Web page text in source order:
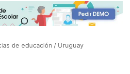
de educación / Uruguay